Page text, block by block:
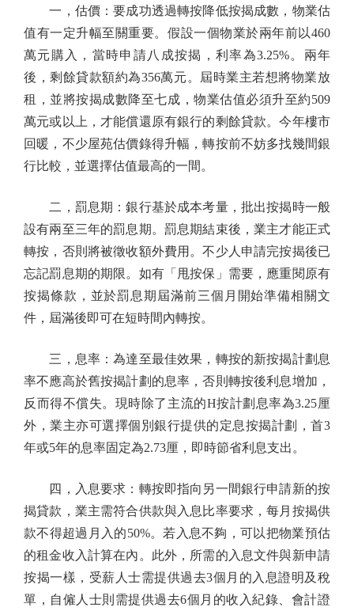
一，估價：要成功透過轉按降低按揭成數，物業估
值有一定升幅至關重要。假設一個物業於兩年前以460
萬元購入，當時申請八成按揭，利率為3.25%。兩年
後，剩餘貸款額約為356萬元。屆時業主若想將物業放
租，並將按揭成數降至七成，物業估值必須升至約509
萬元或以上，才能償還原有銀行的剩餘貸款。今年樓市
回暖，不少屋苑估價錄得升幅，轉按前不妨多找幾間銀
行比較，並選擇估值最高的一間。
二，罰息期：銀行基於成本考量，批出按揭時一般
設有兩至三年的罰息期。罰息期結束後，業主才能正式
轉按，否則將被徵收額外費用。不少人申請完按揭後已
忘記罰息期的期限。如有「甩按保」需要，應重閱原有
按揭條款，並於罰息期屆滿前三個月開始準備相關文
件，屆滿後即可在短時間內轉按。
三，息率：為達至最佳效果，轉按的新按揭計劃息
率不應高於舊按揭計劃的息率，否則轉按後利息增加，
反而得不償失。現時除了主流的H按計劃息率為3.25厘
外，業主亦可選擇個別銀行提供的定息按揭計劃，首3
年或5年的息率固定為2.73厘，即時節省利息支出。
四，入息要求：轉按即指向另一間銀行申請新的按
揭貸款，業主需符合供款與入息比率要求，每月按揭供
款不得超過月入的50%。若入息不夠，可以把物業預估
的租金收入計算在內。此外，所需的入息文件與新申請
按揭一樣，受薪人士需提供過去3個月的入息證明及稅
單，自僱人士則需提供過去6個月的收入紀錄、會計證